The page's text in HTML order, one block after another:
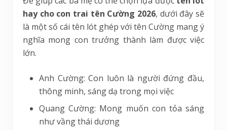
hay cho con trai tên Cường 2026, dưới đây sẽ
là một số cái tên lót ghép với tên Cường mang ý
nghĩa mong con trưởng thành làm được việc
lớn.
Anh Cường: Con luôn là người đứng đầu,
thông minh, sáng dạ trong mọi việc
Quang Cường: Mong muốn con tỏa sáng
như vầng thái dương